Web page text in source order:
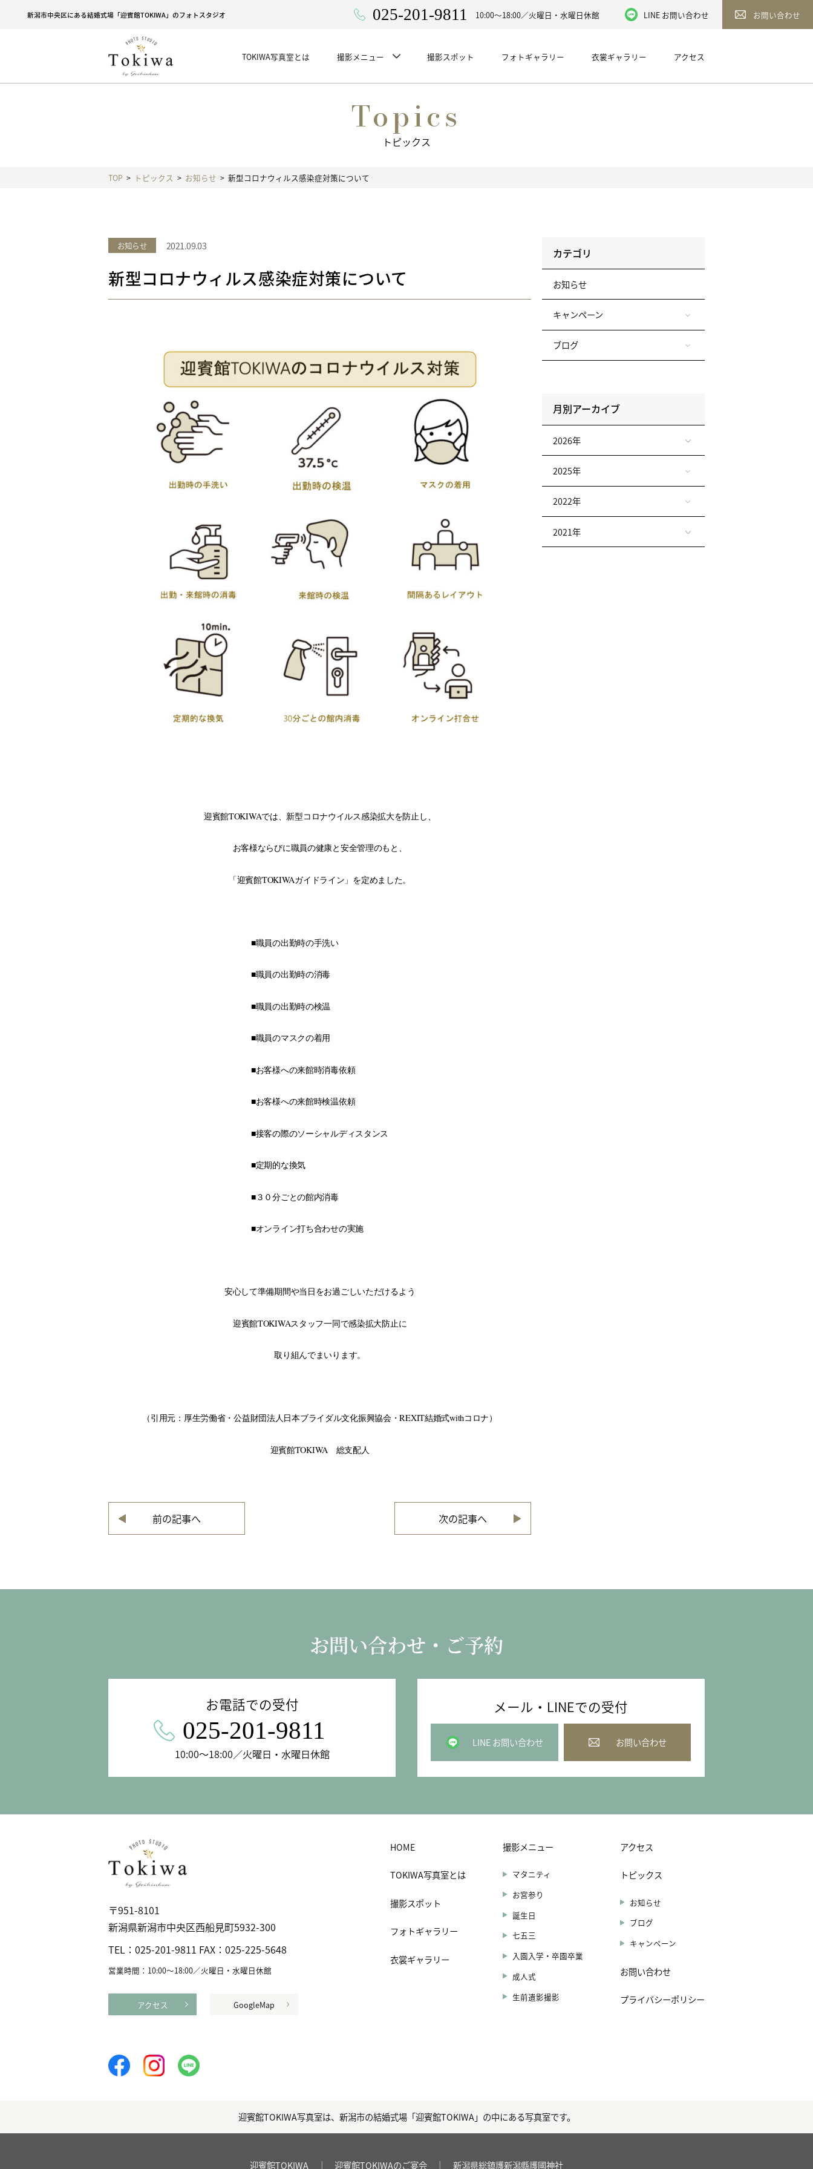
新潟市中央区にある結婚式場「迎賓館TOKIWA」のフォトスタジオ 025-201-9811 10:00〜18:00／火曜日・水曜日休館 LINE お問い合わせ お問い合わせ
TOKIWA写真室とは 撮影メニュー 撮影スポット フォトギャラリー 衣裳ギャラリー アクセス
Topics
トピックス
TOP トピックス お知らせ 新型コロナウィルス感染症対策について
お知らせ 2021.09.03
新型コロナウィルス感染症対策について
迎賓館TOKIWAでは、新型コロナウイルス感染拡大を防止し、
お客様ならびに職員の健康と安全管理のもと、
「迎賓館TOKIWAガイドライン」を定めました。
■職員の出勤時の手洗い
■職員の出勤時の消毒
■職員の出勤時の検温
■職員のマスクの着用
■お客様への来館時消毒依頼
■お客様への来館時検温依頼
■接客の際のソーシャルディスタンス
■定期的な換気
■３０分ごとの館内消毒
■オンライン打ち合わせの実施
安心して準備期間や当日をお過ごしいただけるよう
迎賓館TOKIWAスタッフ一同で感染拡大防止に
取り組んでまいります。
（引用元：厚生労働省・公益財団法人日本ブライダル文化振興協会・REXIT結婚式withコロナ）
迎賓館TOKIWA 総支配人
前の記事へ 次の記事へ
カテゴリ
お知らせ
キャンペーン
ブログ
月別アーカイブ
2026年
2025年
2022年
2021年
お問い合わせ・ご予約
お電話での受付
025-201-9811
10:00〜18:00／火曜日・水曜日休館
メール・LINEでの受付
LINE お問い合わせ お問い合わせ
〒951-8101
新潟県新潟市中央区⻄船見町5932-300
TEL：025-201-9811 FAX：025-225-5648
営業時間：10:00〜18:00／火曜日・水曜日休館
アクセス GoogleMap
HOME
TOKIWA写真室とは
撮影スポット
フォトギャラリー
衣裳ギャラリー
撮影メニュー
マタニティ
お宮参り
誕生日
七五三
入園入学・卒園卒業
成人式
生前遺影撮影
アクセス
トピックス
お知らせ
ブログ
キャンペーン
お問い合わせ
プライバシーポリシー
迎賓館TOKIWA写真室は、新潟市の結婚式場「迎賓館TOKIWA」の中にある写真室です。
迎賓館TOKIWA ｜ 迎賓館TOKIWAのご宴会 ｜ 新潟県総鎮護新潟縣護國神社